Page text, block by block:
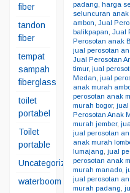
padang harga
seluncuran anak
ambon Jual
balikpapan Jual
Perosotan anak
jual perosotan
Jual Perosotan
timur, jual
Medan jual
anak murah
perosotan anak
murah bogor, jual
Perosotan Anak
murah jember,
jual perosotan
anak murah
lumajang jual
perosotan anak
murah manado,
jual perosotan
murah padang
fiber
tandon
fiber
tempat
sampah
fiberglass
toilet
portabel
Toilet
portable
Uncategorized
waterboom